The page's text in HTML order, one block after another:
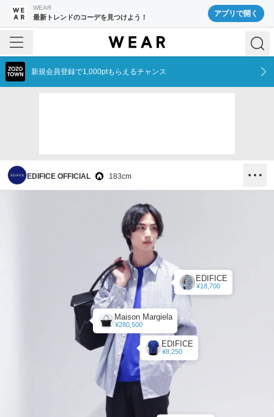
WEAR
最新トレンドのコーデを見つけよう！ アプリで開く
新規会員登録で1,000ptもらえるチャンス
EDIFICE OFFICIAL 183cm
EDIFICE
¥18,700
Maison Margiela
¥280,500
EDIFICE
¥8,250